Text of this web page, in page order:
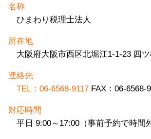
名称
ひまわり税理士法人
所在地
大阪府大阪市西区北堀江1-1-23 四
連絡先
TEL：06-6568-9117 FAX：06-6568-
対応時間
平日 9:00～17:00（事前予約で時間